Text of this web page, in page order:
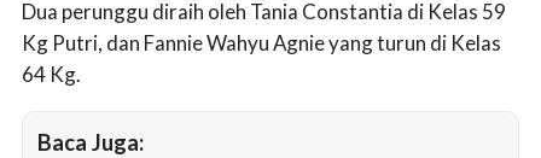
Dua perunggu diraih oleh Tania Constantia di Kelas 59
Kg Putri, dan Fannie Wahyu Agnie yang turun di Kelas
64 Kg.
Baca Juga: